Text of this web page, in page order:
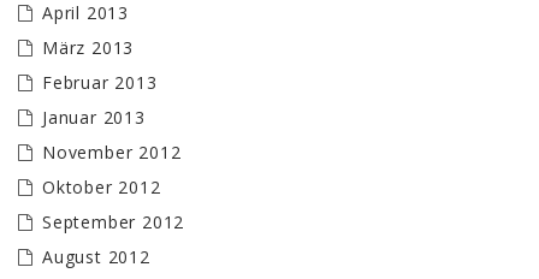
April 2013
März 2013
Februar 2013
Januar 2013
November 2012
Oktober 2012
September 2012
August 2012